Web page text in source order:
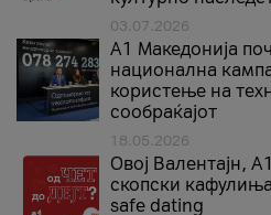
03.07.2026
A1 Македонија
национална
користење на
сообраќајот
18.05.2026
Овој Валентајн,
скопски кафулиња
safe dating